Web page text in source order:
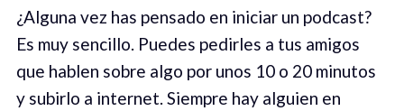
¿Alguna vez has pensado en iniciar un podcast?
Es muy sencillo. Puedes pedirles a tus amigos
que hablen sobre algo por unos 10 o 20 minutos
y subirlo a internet. Siempre hay alguien en